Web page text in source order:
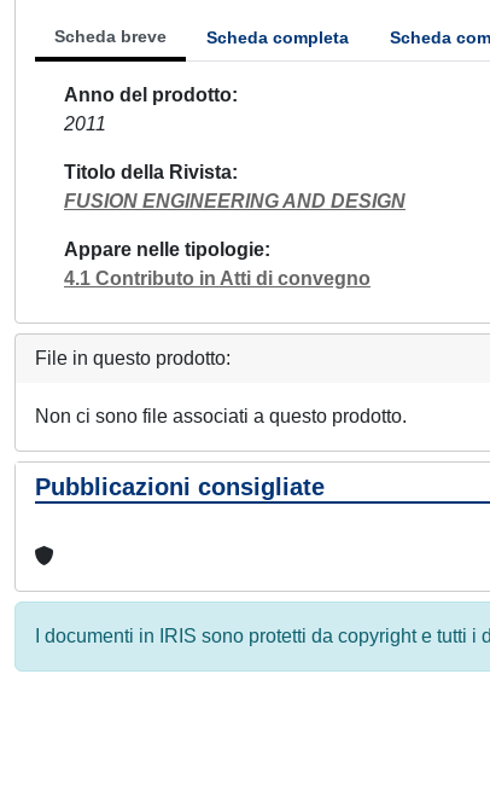
Scheda breve Scheda completa Scheda
Anno del prodotto
2011
Titolo della Rivista
FUSION ENGINEERING AND DESIGN
Appare nelle tipologie
4.1 Contributo in Atti di convegno
File in questo prodotto:
Non ci sono file associati a questo prodotto.
Pubblicazioni consigliate
I documenti in IRIS sono protetti da copyright e tutti